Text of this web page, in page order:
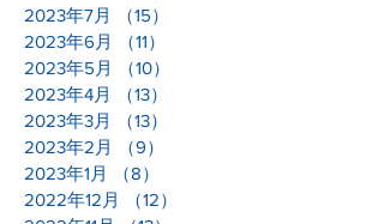
2023年7月
（15）
2023年6月
（11）
2023年5月
（10）
2023年4月
（13）
2023年3月
（13）
2023年2月
（9）
2023年1月
（8）
2022年12月
（12）